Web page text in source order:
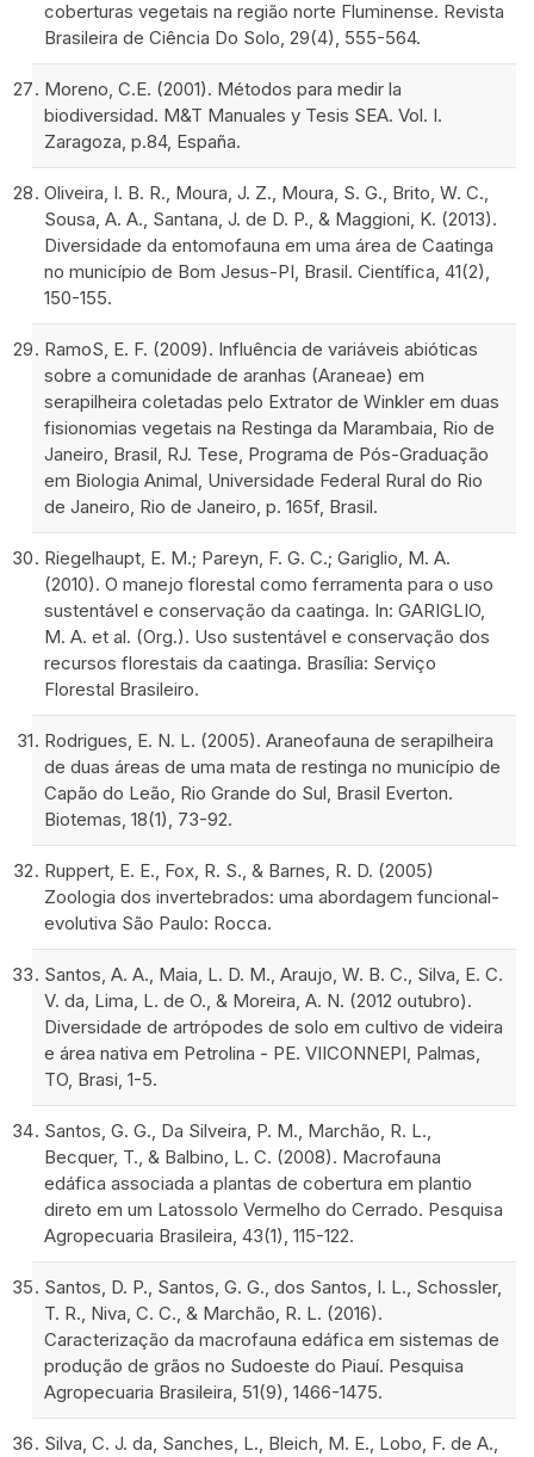
coberturas vegetais na região norte Fluminense. Revista
Brasileira de Ciência Do Solo, 29(4), 555-564.
Moreno, C.E. (2001). Métodos para medir la
biodiversidad. M&T Manuales y Tesis SEA. Vol. I.
Zaragoza, p.84, España.
Oliveira, I. B. R., Moura, J. Z., Moura, S. G., Brito, W. C.,
Sousa, A. A., Santana, J. de D. P., & Maggioni, K. (2013).
Diversidade da entomofauna em uma área de Caatinga
no município de Bom Jesus-PI, Brasil. Científica, 41(2),
150-155.
RamoS, E. F. (2009). Influência de variáveis abióticas
sobre a comunidade de aranhas (Araneae) em
serapilheira coletadas pelo Extrator de Winkler em duas
fisionomias vegetais na Restinga da Marambaia, Rio de
Janeiro, Brasil, RJ. Tese, Programa de Pós-Graduação
em Biologia Animal, Universidade Federal Rural do Rio
de Janeiro, Rio de Janeiro, p. 165f, Brasil.
Riegelhaupt, E. M.; Pareyn, F. G. C.; Gariglio, M. A.
(2010). O manejo florestal como ferramenta para o uso
sustentável e conservação da caatinga. In: GARIGLIO,
M. A. et al. (Org.). Uso sustentável e conservação dos
recursos florestais da caatinga. Brasília: Serviço
Florestal Brasileiro.
Rodrigues, E. N. L. (2005). Araneofauna de serapilheira
de duas áreas de uma mata de restinga no município de
Capão do Leão, Rio Grande do Sul, Brasil Everton.
Biotemas, 18(1), 73-92.
Ruppert, E. E., Fox, R. S., & Barnes, R. D. (2005)
Zoologia dos invertebrados: uma abordagem funcional-
evolutiva São Paulo: Rocca.
Santos, A. A., Maia, L. D. M., Araujo, W. B. C., Silva, E. C.
V. da, Lima, L. de O., & Moreira, A. N. (2012 outubro).
Diversidade de artrópodes de solo em cultivo de videira
e área nativa em Petrolina - PE. VIICONNEPI, Palmas,
TO, Brasi, 1-5.
Santos, G. G., Da Silveira, P. M., Marchão, R. L.,
Becquer, T., & Balbino, L. C. (2008). Macrofauna
edáfica associada a plantas de cobertura em plantio
direto em um Latossolo Vermelho do Cerrado. Pesquisa
Agropecuaria Brasileira, 43(1), 115-122.
Santos, D. P., Santos, G. G., dos Santos, I. L., Schossler,
T. R., Niva, C. C., & Marchão, R. L. (2016).
Caracterização da macrofauna edáfica em sistemas de
produção de grãos no Sudoeste do Piauí. Pesquisa
Agropecuaria Brasileira, 51(9), 1466-1475.
Silva, C. J. da, Sanches, L., Bleich, M. E., Lobo, F. de A.,